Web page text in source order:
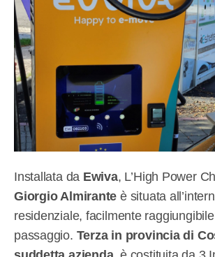
Installata da Ewiva, L’High Power
Giorgio Almirante è situata
residenziale, facilmente
passaggio. Terza in provincia di